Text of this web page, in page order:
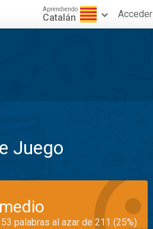
Aprendiendo
Catalán Acceder
Juego
palabras al azar de 211 (25%)